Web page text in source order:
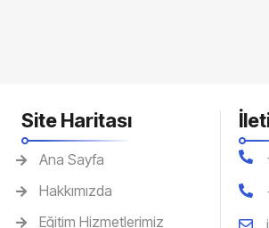
Site Haritası
Ana Sayfa
Hakkımızda
Eğitim Hizmetlerimiz